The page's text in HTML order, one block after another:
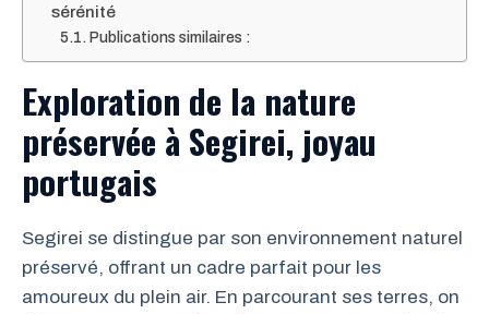
sérénité
Publications similaires :
Exploration de la nature
préservée à Segirei, joyau
portugais
Segirei se distingue par son environnement naturel
préservé, offrant un cadre parfait pour les
amoureux du plein air. En parcourant ses terres, on